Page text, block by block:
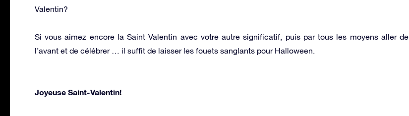
Valentin?
Si vous aimez encore la Saint Valentin avec votre autre significatif, puis par tous les moyens aller de
l’avant et de célébrer … il suffit de laisser les fouets sanglants pour Halloween.
Joyeuse Saint-Valentin!